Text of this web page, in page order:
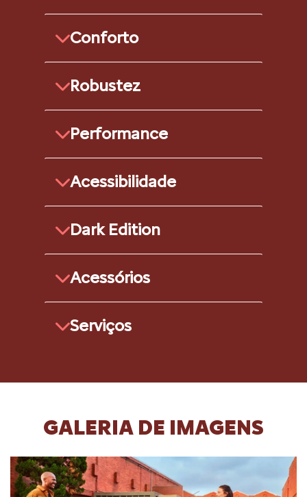
Conforto
Robustez
Performance
Acessibilidade
Dark Edition
Acessórios
Serviços
GALERIA DE IMAGENS